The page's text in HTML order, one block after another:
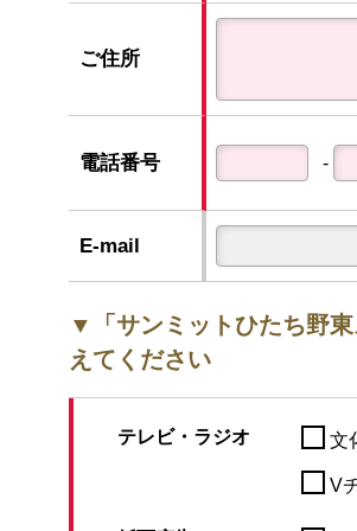
ご住所
電話番号 ‐
E-mail
▼「サンミットひたち野
えてください
テレビ・ラジオ 文
V